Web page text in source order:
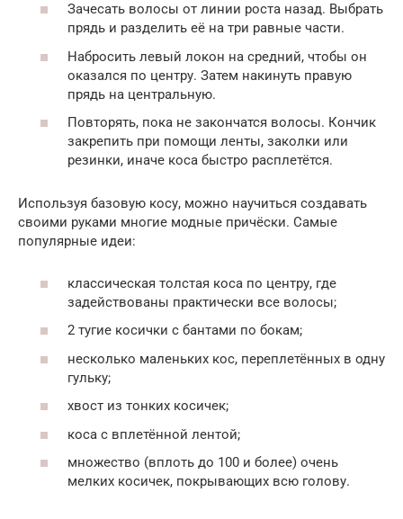
Зачесать волосы от линии роста назад. Выбрать
прядь и разделить её на три равные части.
Набросить левый локон на средний, чтобы он
оказался по центру. Затем накинуть правую
прядь на центральную.
Повторять, пока не закончатся волосы. Кончик
закрепить при помощи ленты, заколки или
резинки, иначе коса быстро расплетётся.
Используя базовую косу, можно научиться создавать
своими руками многие модные причёски. Самые
популярные идеи:
классическая толстая коса по центру, где
задействованы практически все волосы;
2 тугие косички с бантами по бокам;
несколько маленьких кос, переплетённых в одну
гульку;
хвост из тонких косичек;
коса с вплетённой лентой;
множество (вплоть до 100 и более) очень
мелких косичек, покрывающих всю голову.